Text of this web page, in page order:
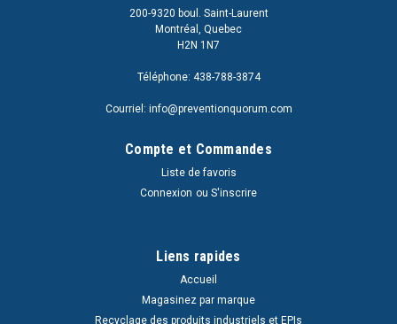
200-9320 boul. Saint-Laurent
Montréal, Quebec
H2N 1N7
Téléphone: 438-788-3874
Courriel: info@preventionquorum.com
Compte et Commandes
Liste de favoris
Connexion ou S'inscrire
Liens rapides
Accueil
Magasinez par marque
Recyclage des produits industriels et EPIs